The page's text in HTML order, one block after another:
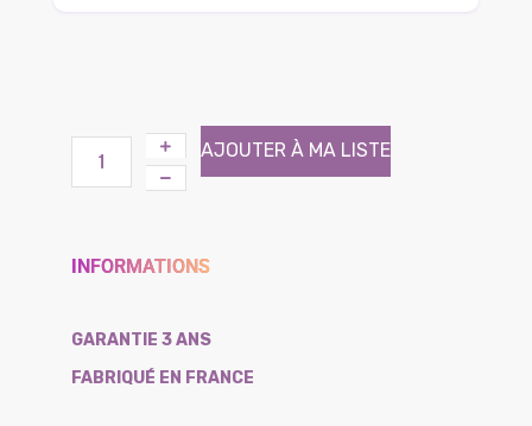
AJOUTER À MA LISTE
INFORMATIONS
GARANTIE 3 ANS
FABRIQUÉ EN FRANCE